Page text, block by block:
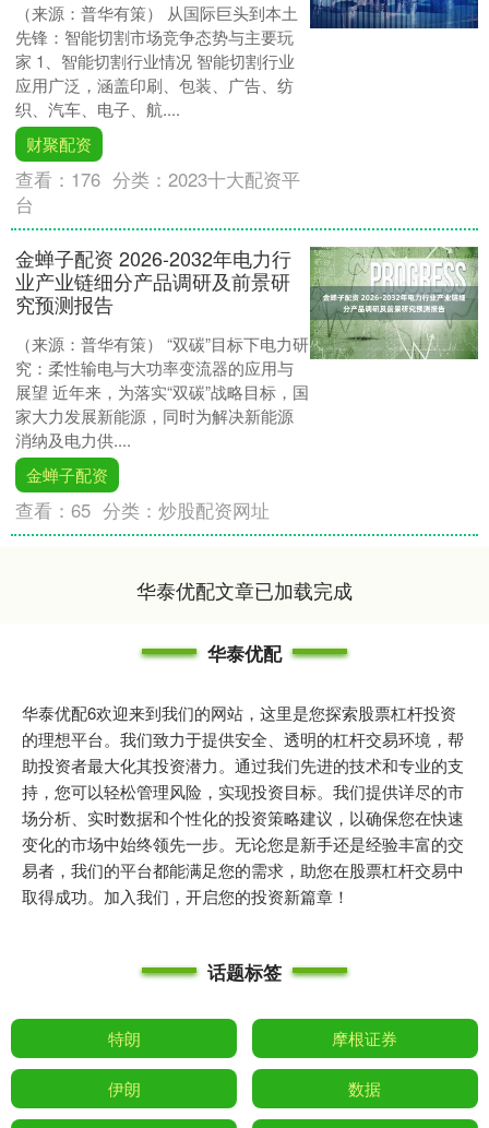
（来源：普华有策） 从国际巨头到本土
先锋：智能切割市场竞争态势与主要玩
家 1、智能切割行业情况 智能切割行业
应用广泛，涵盖印刷、包装、广告、纺
织、汽车、电子、航....
财聚配资
查看： 176 分类：2023十大配资平
台
金蝉子配资 2026-2032年电力行
业产业链细分产品调研及前景研
究预测报告
（来源：普华有策） “双碳”目标下电力研
究：柔性输电与大功率变流器的应用与
展望 近年来，为落实“双碳”战略目标，国
家大力发展新能源，同时为解决新能源
消纳及电力供....
金蝉子配资
查看：65 分类：炒股配资网址
华泰优配文章已加载完成
华泰优配
华泰优配6欢迎来到我们的网站，这里是您探索股票杠杆投资
的理想平台。我们致力于提供安全、透明的杠杆交易环境，帮
助投资者最大化其投资潜力。通过我们先进的技术和专业的支
持，您可以轻松管理风险，实现投资目标。我们提供详尽的市
场分析、实时数据和个性化的投资策略建议，以确保您在快速
变化的市场中始终领先一步。无论您是新手还是经验丰富的交
易者，我们的平台都能满足您的需求，助您在股票杠杆交易中
取得成功。加入我们，开启您的投资新篇章！
话题标签
特朗 摩根证券
伊朗 数据